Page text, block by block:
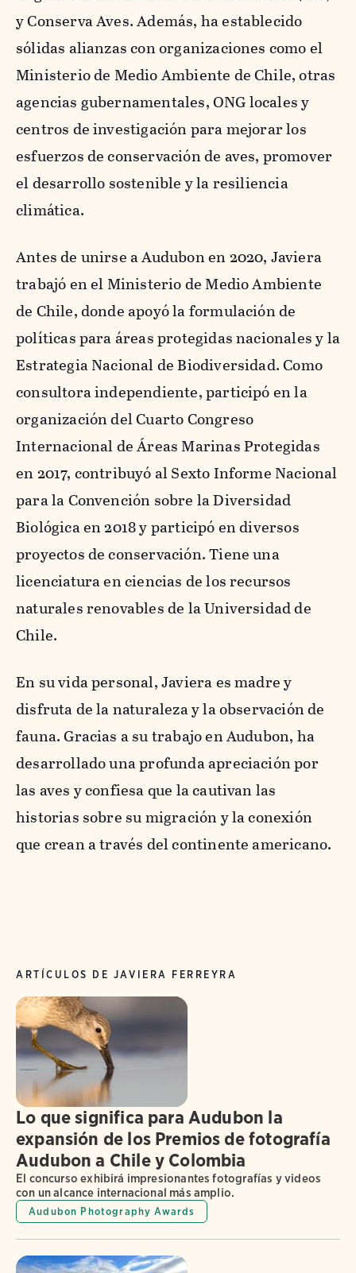
y Conserva Aves. Además, ha establecido
sólidas alianzas con organizaciones como el
Ministerio de Medio Ambiente de Chile, otras
agencias gubernamentales, ONG locales y
centros de investigación para mejorar los
esfuerzos de conservación de aves, promover
el desarrollo sostenible y la resiliencia
climática.
Antes de unirse a Audubon en 2020, Javiera
trabajó en el Ministerio de Medio Ambiente
de Chile, donde apoyó la formulación de
políticas para áreas protegidas nacionales y la
Estrategia Nacional de Biodiversidad. Como
consultora independiente, participó en la
organización del Cuarto Congreso
Internacional de Áreas Marinas Protegidas
en 2017, contribuyó al Sexto Informe Nacional
para la Convención sobre la Diversidad
Biológica en 2018 y participó en diversos
proyectos de conservación. Tiene una
licenciatura en ciencias de los recursos
naturales renovables de la Universidad de
Chile.
En su vida personal, Javiera es madre y
disfruta de la naturaleza y la observación de
fauna. Gracias a su trabajo en Audubon, ha
desarrollado una profunda apreciación por
las aves y confiesa que la cautivan las
historias sobre su migración y la conexión
que crean a través del continente americano.
ARTÍCULOS DE JAVIERA FERREYRA
Lo que significa para Audubon la
expansión de los Premios de fotografía
Audubon a Chile y Colombia
El concurso exhibirá impresionantes fotografías y videos
con un alcance internacional más amplio.
Audubon Photography Awards